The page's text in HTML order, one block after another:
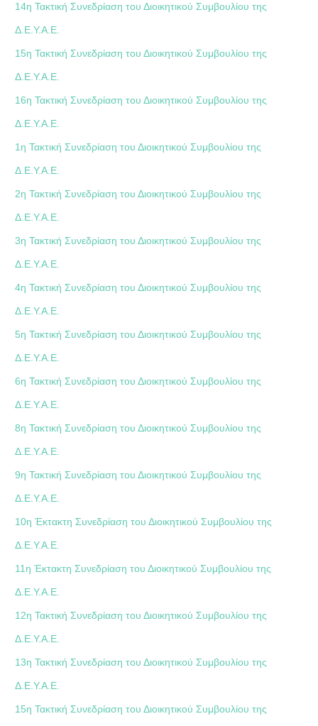
14η Τακτική Συνεδρίαση του Διοικητικού Συμβουλίου της
Δ.Ε.Υ.Α.Ε.
15η Τακτική Συνεδρίαση του Διοικητικού Συμβουλίου της
Δ.Ε.Υ.Α.Ε.
16η Τακτική Συνεδρίαση του Διοικητικού Συμβουλίου της
Δ.Ε.Υ.Α.Ε.
1η Τακτική Συνεδρίαση του Διοικητικού Συμβουλίου της
Δ.Ε.Υ.Α.Ε.
2η Τακτική Συνεδρίαση του Διοικητικού Συμβουλίου της
Δ.Ε.Υ.Α.Ε.
3η Τακτική Συνεδρίαση του Διοικητικού Συμβουλίου της
Δ.Ε.Υ.Α.Ε.
4η Τακτική Συνεδρίαση του Διοικητικού Συμβουλίου της
Δ.Ε.Υ.Α.Ε.
5η Τακτική Συνεδρίαση του Διοικητικού Συμβουλίου της
Δ.Ε.Υ.Α.Ε.
6η Τακτική Συνεδρίαση του Διοικητικού Συμβουλίου της
Δ.Ε.Υ.Α.Ε.
8η Τακτική Συνεδρίαση του Διοικητικού Συμβουλίου της
Δ.Ε.Υ.Α.Ε.
9η Τακτική Συνεδρίαση του Διοικητικού Συμβουλίου της
Δ.Ε.Υ.Α.Ε.
10η Έκτακτη Συνεδρίαση του Διοικητικού Συμβουλίου της
Δ.Ε.Υ.Α.Ε.
11η Έκτακτη Συνεδρίαση του Διοικητικού Συμβουλίου της
Δ.Ε.Υ.Α.Ε.
12η Τακτική Συνεδρίαση του Διοικητικού Συμβουλίου της
Δ.Ε.Υ.Α.Ε.
13η Τακτική Συνεδρίαση του Διοικητικού Συμβουλίου της
Δ.Ε.Υ.Α.Ε.
15η Τακτική Συνεδρίαση του Διοικητικού Συμβουλίου της